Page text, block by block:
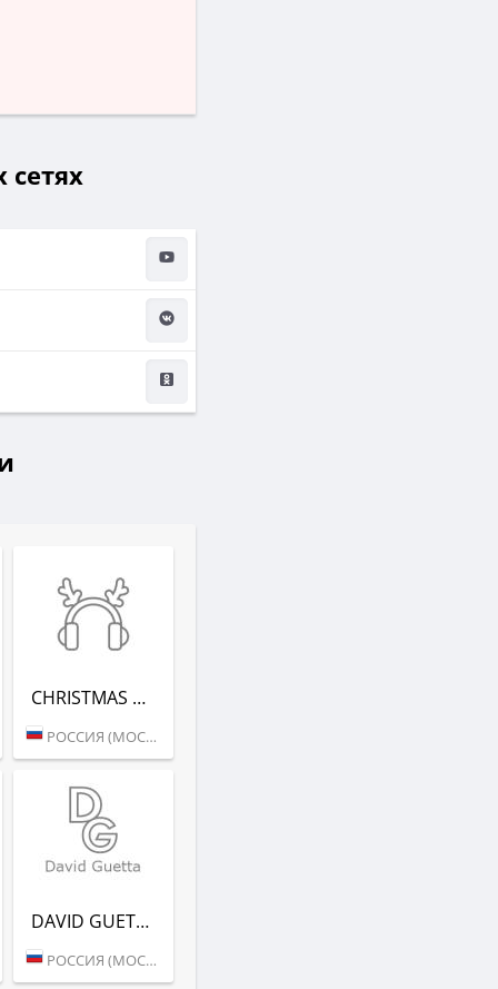
CHRISTMAS CHILL (РАДИО РЕКОРД)
РОССИЯ (МОСКВА)
DAVID GUETTA - RADIO RECORD
РОССИЯ (МОСКВА)